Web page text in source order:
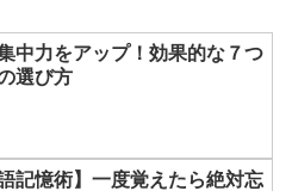
中力をアップ！効果的な７つ
選び方
語記憶術】一度覚えたら絶対忘